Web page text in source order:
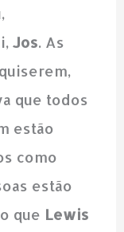
Jos. As
que todos
estão
como
estão
que Lewis